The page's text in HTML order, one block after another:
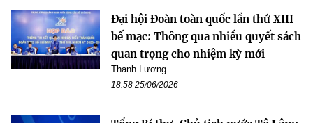
Đại hội Đoàn toàn quốc lần thứ XIII
bế mạc: Thông qua nhiều quyết sách
quan trọng cho nhiệm kỳ mới
Thanh Lương
18:58 25/06/2026